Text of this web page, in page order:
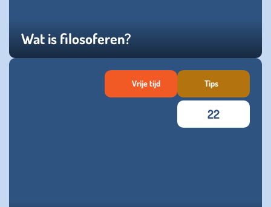
Wat is filosoferen?
dinsdag 09 januari 2024
Vrije tijd Tips
22